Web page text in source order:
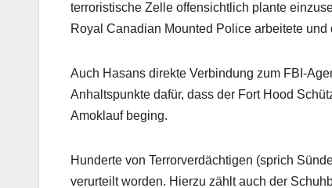
terroristische Zelle offensichtlich plante
Royal Canadian Mounted Police arbeitete
Auch Hasans direkte Verbindung zum FBI-
Anhaltspunkte dafür, dass der Fort Hood
Amoklauf beging.
Hunderte von Terrorverdächtigen (sprich
verurteilt worden. Hierzu zählt auch der